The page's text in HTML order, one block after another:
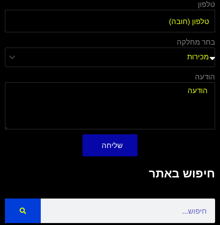
טלפון
בחר מחלקה
הודעה
שליחה
חיפוש באתר